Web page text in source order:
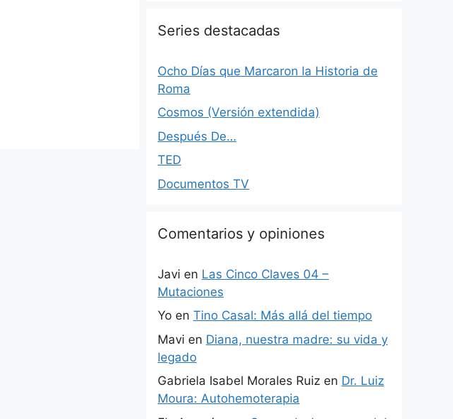
Series destacadas
Ocho Días que Marcaron la Historia de
Roma
Cosmos (Versión extendida)
Después De…
TED
Documentos TV
Comentarios y opiniones
Javi en Las Cinco Claves 04 –
Mutaciones
Yo en Tino Casal: Más allá del tiempo
Mavi en Diana, nuestra madre: su vida y
legado
Gabriela Isabel Morales Ruiz en Dr. Luiz
Moura: Autohemoterapia